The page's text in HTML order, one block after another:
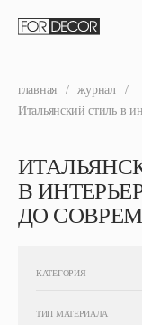
главная / журнал
/
Итальянский стиль в
В
ДО
КАТЕГОРИЯ
ТИП МАТЕРИАЛА